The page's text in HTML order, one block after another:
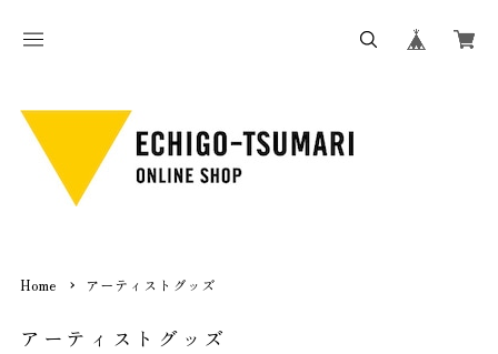
Home アーティストグッズ
アーティストグッズ